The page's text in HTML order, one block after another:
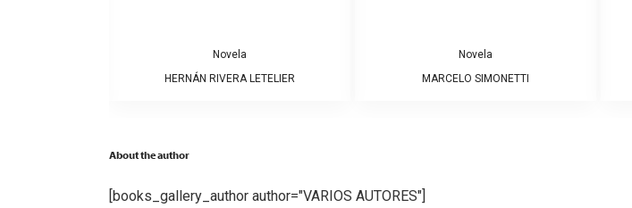
Novela
HERNÁN RIVERA LETELIER
Novela
MARCELO SIMONETTI
About the author
[books_gallery_author author="VARIOS AUTORES"]